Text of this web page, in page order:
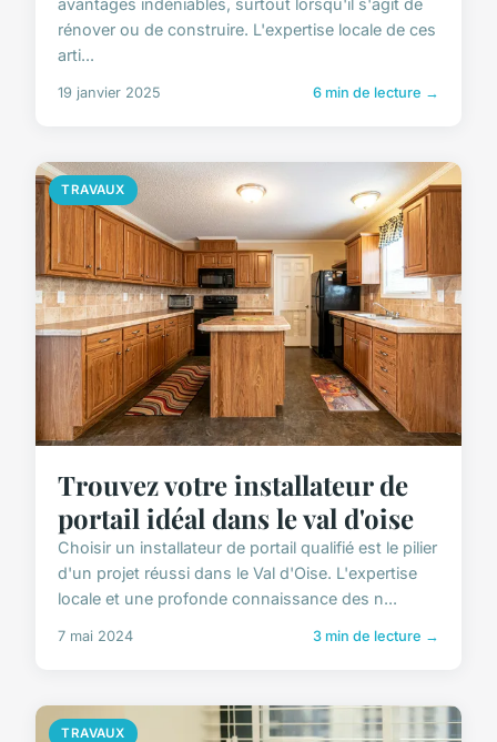
rénover ou de construire. L'expertise locale de ces
arti...
19 janvier 2025 6 min de lecture →
TRAVAUX
Trouvez votre installateur de
portail idéal dans le val d'oise
Choisir un installateur de portail qualifié est le pilier
d'un projet réussi dans le Val d'Oise. L'expertise
locale et une profonde connaissance des n...
7 mai 2024 3 min de lecture →
TRAVAUX